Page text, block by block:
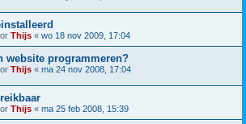
Thijs « wo 18 nov 2009, 17:04
website programmeren?
Thijs « ma 24 nov 2008, 17:04
Thijs « ma 25 feb 2008, 15:39